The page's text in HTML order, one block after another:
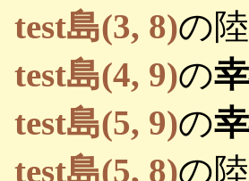
test島(3, 8)の
test島(4, 9)の
test島(5, 9)の
test島(5, 8)の